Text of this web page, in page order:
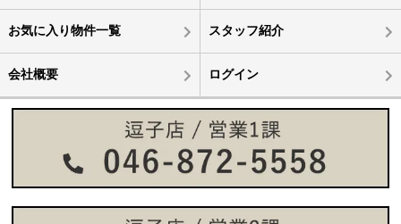
お気に入り物件一覧 スタッフ紹介
会社概要 ログイン